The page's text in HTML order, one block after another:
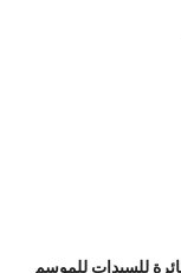
للسيدات للموسم